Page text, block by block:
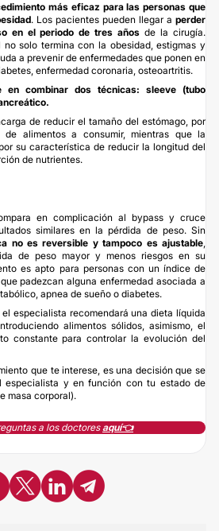
más eficaz para las personas que
. Los pacientes pueden llegar a perder
en el periodo de tres años de la cirugía.
no solo termina con la obesidad, estigmas y
a prevenir de enfermedades que ponen en
enfermedad coronaria, osteoartritis.
en combinar dos técnicas: sleeve (tubo
de reducir el tamaño del estómago, por
alimentos a consumir, mientras que la
su característica de reducir la longitud del
de nutrientes.
en complicación al bypass y cruce
similares en la pérdida de peso. Sin
no es reversible y tampoco es ajustable,
de peso mayor y menos riesgos en su
es apto para personas con un índice de
padezcan alguna enfermedad asociada a
apnea de sueño o diabetes.
especialista recomendará una dieta líquida
alimentos sólidos, asimismo, el
constante para controlar la evolución del
que te interese, es una decisión que se
especialista y en función con tu estado de
masa corporal).
a los doctoresaquí👈